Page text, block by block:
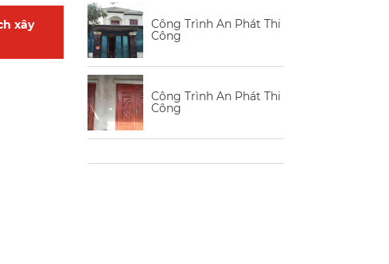
xây
Công Trình An Phát Thi
Công
Công Trình An Phát Thi
Công